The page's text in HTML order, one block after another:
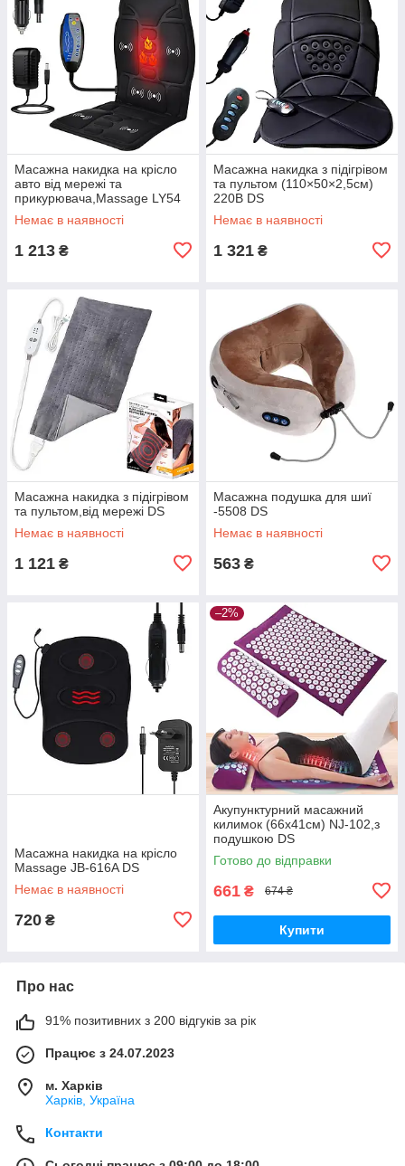
Масажна накидка на крісло
авто від мережі та
прикурювача,Massage LY54
DS
Немає в наявності
1 213 ₴
Масажна накидка з підігрівом
та пультом (110×50×2,5см)
220В DS
Немає в наявності
1 321 ₴
Масажна накидка з підігрівом
та пультом,від мережі DS
Немає в наявності
1 121 ₴
Масажна подушка для шиї
-5508 DS
Немає в наявності
563 ₴
Масажна накидка на крісло
Massage JB-616A DS
Немає в наявності
720 ₴
–2%
Акупунктурний масажний
килимок (66х41см) NJ-102,з
подушкою DS
Готово до відправки
661 ₴ 674 ₴
Купити
Про нас
91% позитивних з 200 відгуків за рік
Працює з 24.07.2023
м. Харків
Харків, Україна
Контакти